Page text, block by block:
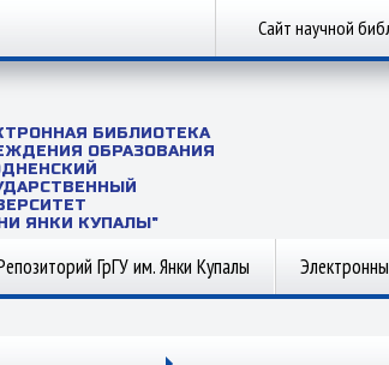
Сайт научной
БИБЛИОТЕКА
ОБРАЗОВАНИЯ
ЯНКИ КУПАЛЫ"
ГрГУ им. Янки Купалы